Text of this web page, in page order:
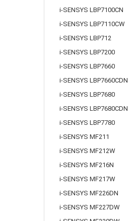
i-SENSYS LBP7100CN
i-SENSYS LBP7110CW
i-SENSYS LBP712
i-SENSYS LBP7200
i-SENSYS LBP7660
i-SENSYS LBP7660CDN
i-SENSYS LBP7680
i-SENSYS LBP7680CDN
i-SENSYS LBP7780
i-SENSYS MF211
i-SENSYS MF212W
i-SENSYS MF216N
i-SENSYS MF217W
i-SENSYS MF226DN
i-SENSYS MF227DW